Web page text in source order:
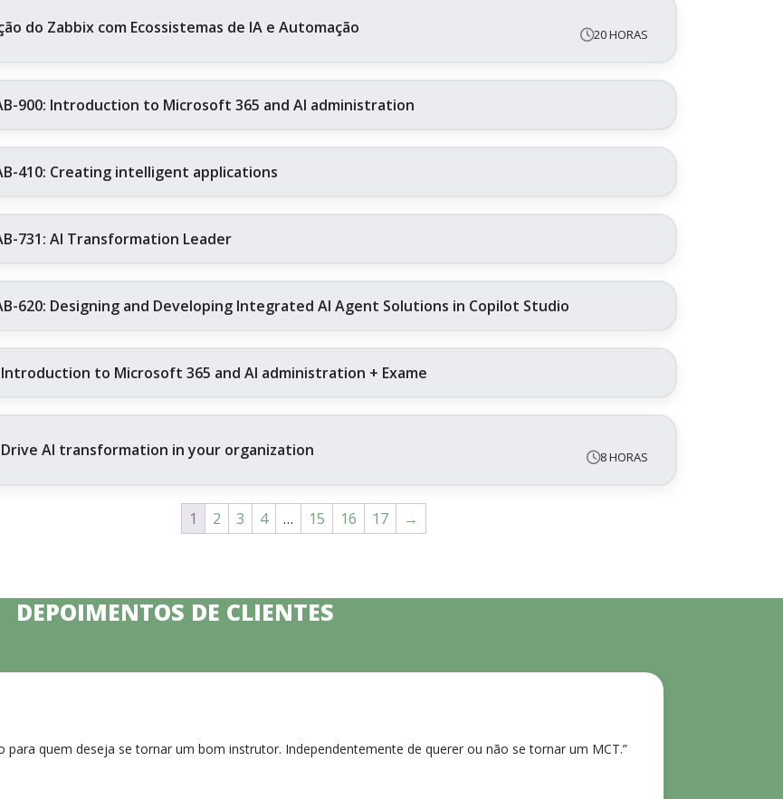
do Zabbix com Ecossistemas de IA e Automação 20 HORAS
900: Introduction to Microsoft 365 and AI administration
410: Creating intelligent applications
731: AI Transformation Leader
620: Designing and Developing Integrated AI Agent Solutions in Copilot Studio
Introduction to Microsoft 365 and AI administration + Exame
Drive AI transformation in your organization 8 HORAS
1 2 3 4 … 15 16 17 →
DEPOIMENTOS DE CLIENTES
quem deseja se tornar um bom instrutor. Independentemente de querer ou não se tornar um MCT.”